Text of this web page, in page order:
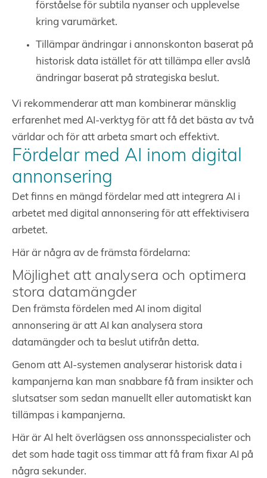
förståelse för subtila nyanser och upplevelse
kring varumärket.
Tillämpar ändringar i annonskonton baserat på
historisk data istället för att tillämpa eller avslå
ändringar baserat på strategiska beslut.
Vi rekommenderar att man kombinerar mänsklig
erfarenhet med AI-verktyg för att få det bästa av två
världar och för att arbeta smart och effektivt.
Fördelar med AI inom digital
annonsering
Det finns en mängd fördelar med att integrera AI i
arbetet med digital annonsering för att effektivisera
arbetet.
Här är några av de främsta fördelarna:
Möjlighet att analysera och optimera
stora datamängder
Den främsta fördelen med AI inom digital
annonsering är att AI kan analysera stora
datamängder och ta beslut utifrån detta.
Genom att AI-systemen analyserar historisk data i
kampanjerna kan man snabbare få fram insikter och
slutsatser som sedan manuellt eller automatiskt kan
tillämpas i kampanjerna.
Här är AI helt överlägsen oss annonsspecialister och
det som hade tagit oss timmar att få fram fixar AI på
några sekunder.